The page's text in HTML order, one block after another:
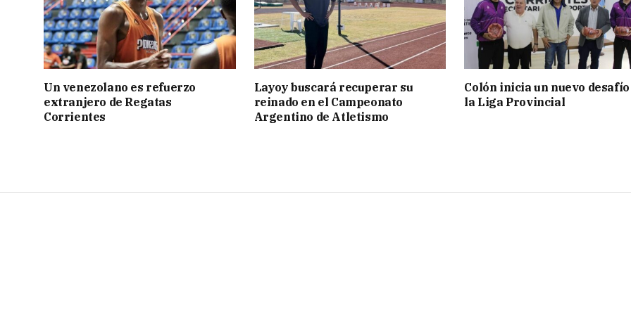
Un venezolano es refuerzo
extranjero de Regatas
Corrientes
Layoy buscará recuperar su
reinado en el Campeonato
Argentino de Atletismo
Colón inicia un nuevo
la Liga Provincial